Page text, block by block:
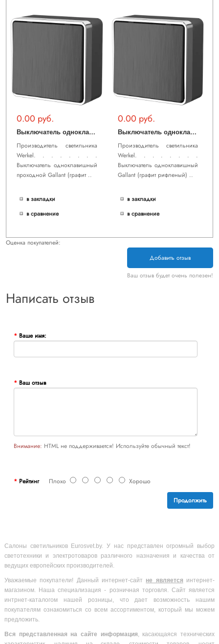
0.00 руб.
В
ыключатель одноклавишный проходной Gallant (графит рифленый) WL15-01-03
Производитель светильника
Werkel. . . . . . . .
Выключатель одноклавишный
проходной Gallant (графит ..
в закладки
в сравнение
0.00 руб.
В
ыключатель одноклавишный Gallant (графит рифленый) WL15-01-01
Производитель светильника
Werkel. . . . . . . .
Выключатель одноклавишный
Gallant (графит рифленый) ..
в закладки
в сравнение
Оценка покупателей:
Добавить отзыв
Ваш отзыв будет очень полезен!
Написать отзыв
Ваше имя:
Ваш отзыв
Внимание: HTML не поддерживается! Используйте обычный текст!
РейтингПлохо Хорошо
Продолжить
Салоны светильников Eurosvet.by. У нас представлен огромный выбор
светотехники и электротоваров различного назначения и качества от
ведущих европейских производителей.
Уважаемые покупатели! Данный интернет-сайт не является интернет-
магазином. Наша специализация - розничная торговля. Сайт является
интрнет-каталогом нашей розницы, что дает возможность нашим
покупателям ознакомиться со всем ассортиментом, который мы можем
предложить.
Вся представленная на сайте информация, касающаяся технических